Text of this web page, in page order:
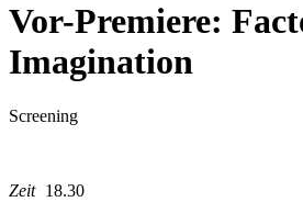
Vor-Premiere:
Imagination
Screening
Zeit 18.30